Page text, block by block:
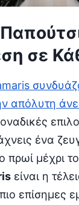
σε
απόλυτη
ένα
πρωί μέχρι
είναι η
επίσημες